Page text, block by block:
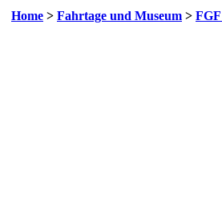
Home > Fahrtage und Museum > FGF